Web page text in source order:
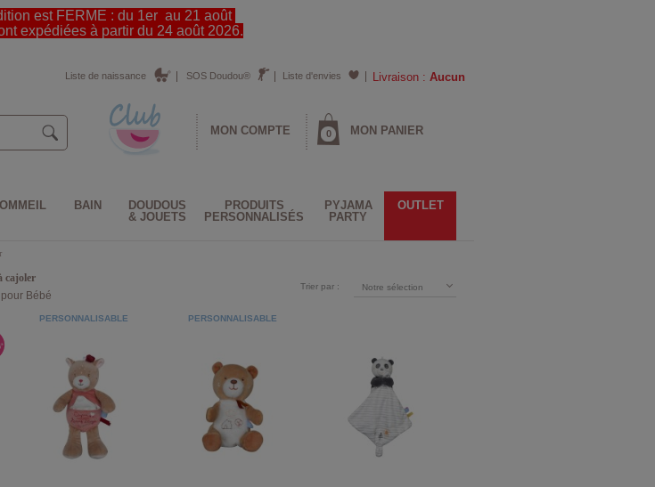
est FERME : du 1er au 21 août
expédiées à partir du 24 août 2026.
Livraison : Aucun
Liste d'envies
SOS Doudou®
Liste de naissance
MON COMPTE 0 MON PANIER
BAIN
DOUDOUS
& JOUETS
PRODUITS
PERSONNALISÉS
PYJAMA
PARTY
OUTLET
cajoler
Bébé
Trier par : Notre sélection
PERSONNALISABLE PERSONNALISABLE